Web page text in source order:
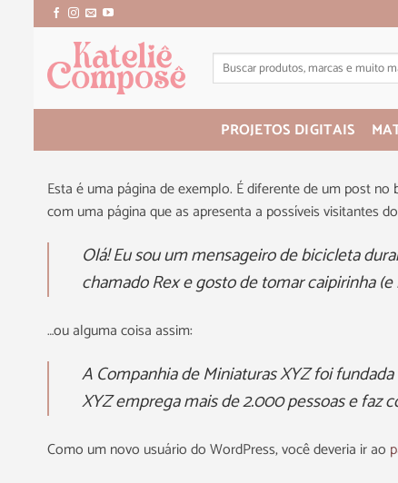
PROJETOS DIGITAIS
Esta é uma página de exemplo. É diferente de um post
com uma página que as apresenta a possíveis visitantes
Olá! Eu sou um mensageiro de bicicleta
chamado Rex e gosto de tomar caipirinha
…ou alguma coisa assim:
A Companhia de Miniaturas XYZ foi
XYZ emprega mais de 2.000 pessoas e faz
Como um novo usuário do WordPress, você deveria ir ao